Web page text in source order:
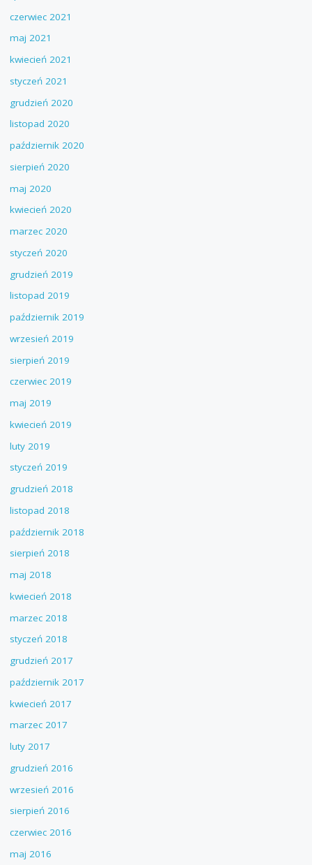
czerwiec 2021
maj 2021
kwiecień 2021
styczeń 2021
grudzień 2020
listopad 2020
październik 2020
sierpień 2020
maj 2020
kwiecień 2020
marzec 2020
styczeń 2020
grudzień 2019
listopad 2019
październik 2019
wrzesień 2019
sierpień 2019
czerwiec 2019
maj 2019
kwiecień 2019
luty 2019
styczeń 2019
grudzień 2018
listopad 2018
październik 2018
sierpień 2018
maj 2018
kwiecień 2018
marzec 2018
styczeń 2018
grudzień 2017
październik 2017
kwiecień 2017
marzec 2017
luty 2017
grudzień 2016
wrzesień 2016
sierpień 2016
czerwiec 2016
maj 2016